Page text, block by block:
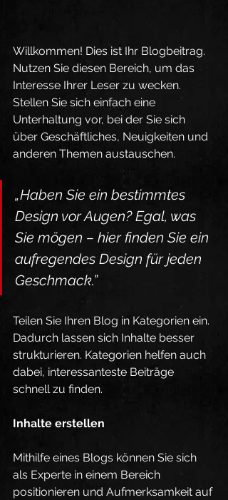
Willkommen! Dies ist Ihr Blogbeitrag.
Nutzen Sie diesen Bereich, um das
Interesse Ihrer Leser zu wecken.
Stellen Sie sich einfach eine
Unterhaltung vor, bei der Sie sich
über Geschäftliches, Neuigkeiten und
anderen Themen austauschen.
„Haben Sie ein bestimmtes
Design vor Augen? Egal, was
Sie mögen – hier finden Sie ein
aufregendes Design für jeden
Geschmack.”
Teilen Sie Ihren Blog in Kategorien ein.
Dadurch lassen sich Inhalte besser
strukturieren. Kategorien helfen auch
dabei, interessanteste Beiträge
schnell zu finden.
Inhalte erstellen
Mithilfe eines Blogs können Sie sich
als Experte in einem Bereich
positionieren und Aufmerksamkeit auf